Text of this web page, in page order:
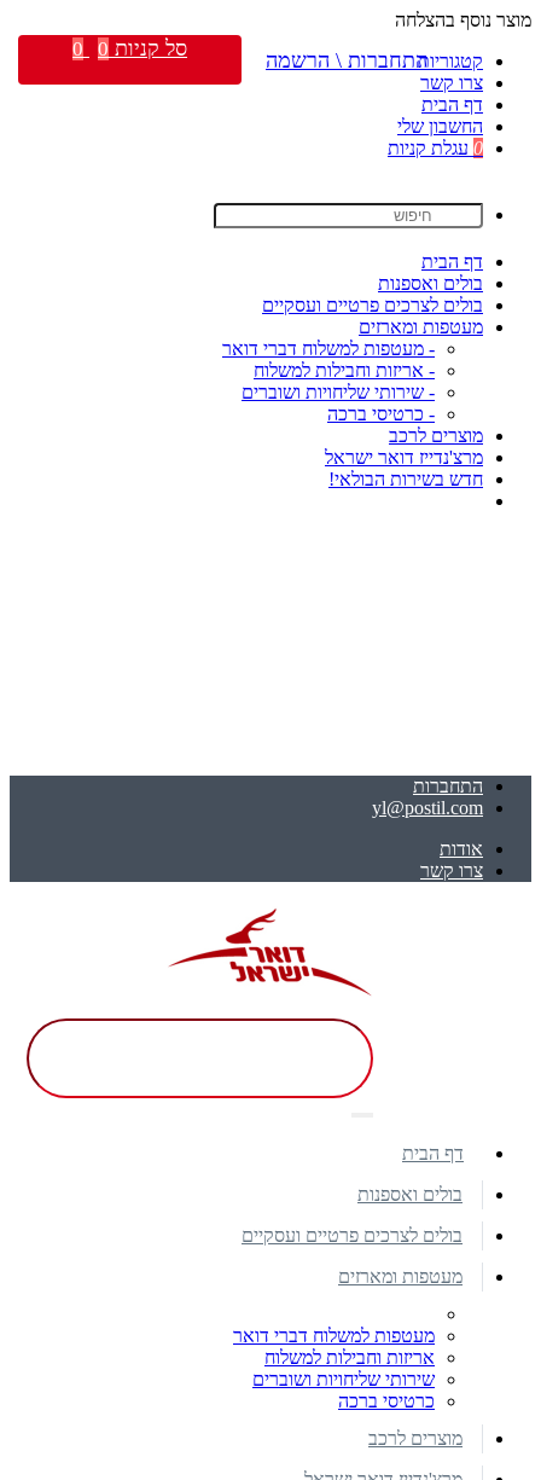
מוצר נוסף בהצלחה
קטגוריות
צרו קשר
דף הבית
החשבון שלי
0 עגלת קניות
דף הבית
בולים ואספנות
בולים לצרכים פרטיים ועסקיים
מעטפות ומארזים
- מעטפות למשלוח דברי דואר
- אריזות וחבילות למשלוח
- שירותי שליחויות ושוברים
- כרטיסי ברכה
מוצרים לרכב
מרצ'נדייז דואר ישראל
חדש בשירות הבולאי!
התחברות
yl@postil.com
אודות
צרו קשר
התחברות \ הרשמה סל קניות 0
0
דף הבית
בולים ואספנות
בולים לצרכים פרטיים ועסקיים
מעטפות ומארזים
מעטפות למשלוח דברי דואר
אריזות וחבילות למשלוח
שירותי שליחויות ושוברים
כרטיסי ברכה
מוצרים לרכב